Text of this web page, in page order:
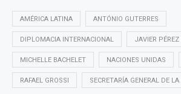
AMÉRICA LATINA ANTÓNIO GUTERRES
DIPLOMACIA INTERNACIONAL JAVIER PÉREZ
MICHELLE BACHELET NACIONES UNIDAS
RAFAEL GROSSI SECRETARÍA GENERAL DE LA